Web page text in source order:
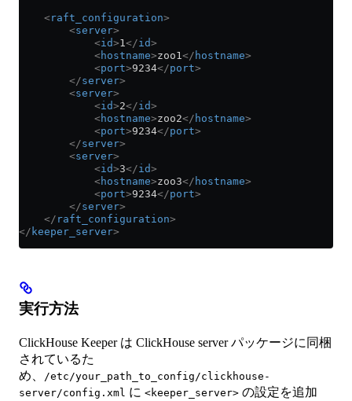
    <
raft_configuration>
        <
server>
            <
id>1</id>
            <
hostname>zoo1</ hostname>
            <
port>9234</port>
        </
server>
        <
server>
            <
id>2</id>
            <
hostname>zoo2</ hostname>
            <
port>9234</port>
        </
server>
        <
server>
            <
id>3</id>
            <
hostname>zoo3</ hostname>
            <
port>9234</port>
        </
server>
    </
raft_configuration>
</ keeper_server>
実行方法
ClickHouse Keeper は ClickHouse server パッケージに同梱
されているた
め、
/etc/your_path_to_config/clickhouse-
server/config.xml に <keeper_server> の設定を追加